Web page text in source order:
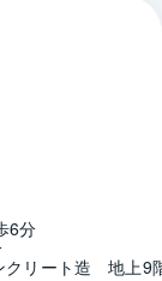
6分
クリート造　地上9